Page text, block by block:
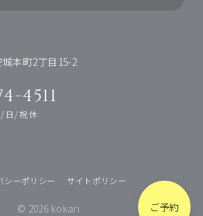
ご予約
本町2丁目15-2
4511
日/祝休
シーポリシー サイトポリシー
© 2026 kokari